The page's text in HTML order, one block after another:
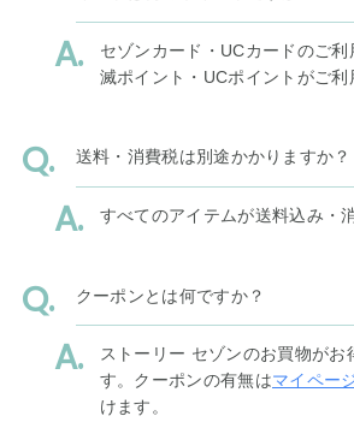
セゾンカード・UCカードのご
滅ポイント・UCポイントがご利
送料・消費税は別途かかりますか？
すべてのアイテムが送料込み・
クーポンとは何ですか？
ストーリー セゾンのお買物がお
す。クーポンの有無はマイペー
けます。